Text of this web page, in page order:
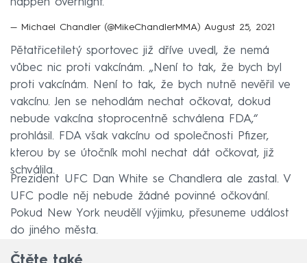
— Michael Chandler (@MikeChandlerMMA) August 25, 2021
Pětatřicetiletý sportovec již dříve uvedl, že nemá
vůbec nic proti vakcínám. „Není to tak, že bych byl
proti vakcínám. Není to tak, že bych nutně nevěřil ve
vakcínu. Jen se nehodlám nechat očkovat, dokud
nebude vakcína stoprocentně schválena FDA,“
prohlásil. FDA však vakcínu od společnosti Pfizer,
kterou by se útočník mohl nechat dát očkovat, již
schválila.
Prezident UFC Dan White se Chandlera ale zastal. V
UFC podle něj nebude žádné povinné očkování.
Pokud New York neudělí výjimku, přesuneme událost
do jiného města.